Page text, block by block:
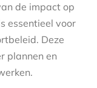
de impact op
essentieel voor
Deze
plannen en